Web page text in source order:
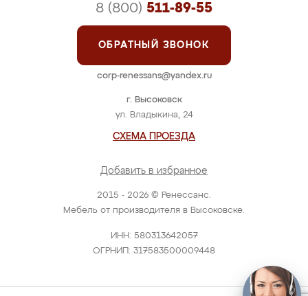
2015 - 2026 © Ренессанс.
Мебель от производителя в Высоковске.
ИНН: 580313642057
ОГРНИП: 317583500009448
г. Высоковск
ул. Владыкина, 24
СХЕМА ПРОЕЗДА
Добавить в избранное
8 (800) 511-89-55
ОБРАТНЫЙ ЗВОНОК
corp-renessans@yandex.ru